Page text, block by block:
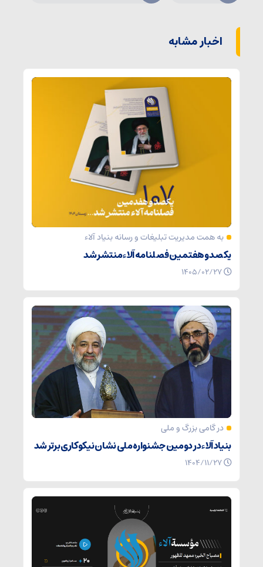
اخبار مشابه
به همت مدیریت تبلیغات و رسانه بنیاد آلاء
یکصد و هفتمین فصلنامه آلاء منتشر شد
در گامی بزرگ و ملی
بنیاد آلاء در دومین جشنواره ملی نشان نیکوکاری برتر شد